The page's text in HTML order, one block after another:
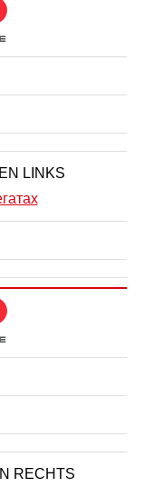
LINKS
RECHTS